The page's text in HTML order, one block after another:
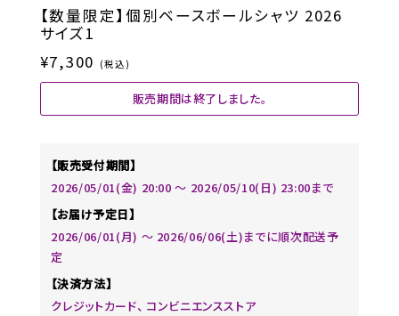
【数量限定】個別ベースボールシャツ 2026
サイズ1
¥7,300 (税込)
販売期間は終了しました。
【販売受付期間】
2026/05/01(金) 20:00 〜 2026/05/10(日) 23:00まで
【お届け予定日】
2026/06/01(月) ～ 2026/06/06(土)までに順次配送予
定
【決済方法】
クレジットカード、 コンビニエンスストア